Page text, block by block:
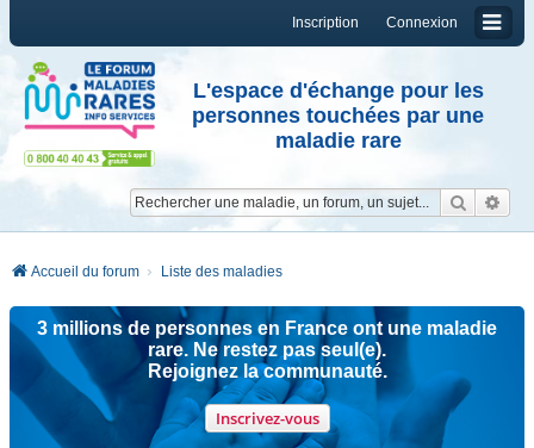
Connexion
Inscription
L'espace d'échange pour les
personnes touchées par une
maladie rare
Accueil du forum Liste des maladies
3 millions de personnes en France ont une maladie
rare. Ne restez pas seul(e).
Rejoignez la communauté.
Inscrivez-vous